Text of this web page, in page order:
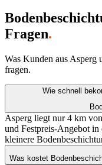
Fragen.
Was Kunden aus Asperg
fragen.
Wie schnell
Asperg liegt nur 4 km
und Festpreis-Angebot
kleinere
Was kostet